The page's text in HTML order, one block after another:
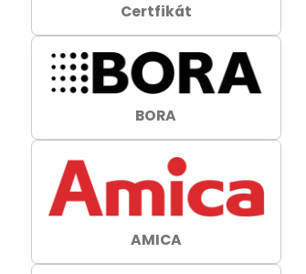
Certfikát
BORA
AMICA